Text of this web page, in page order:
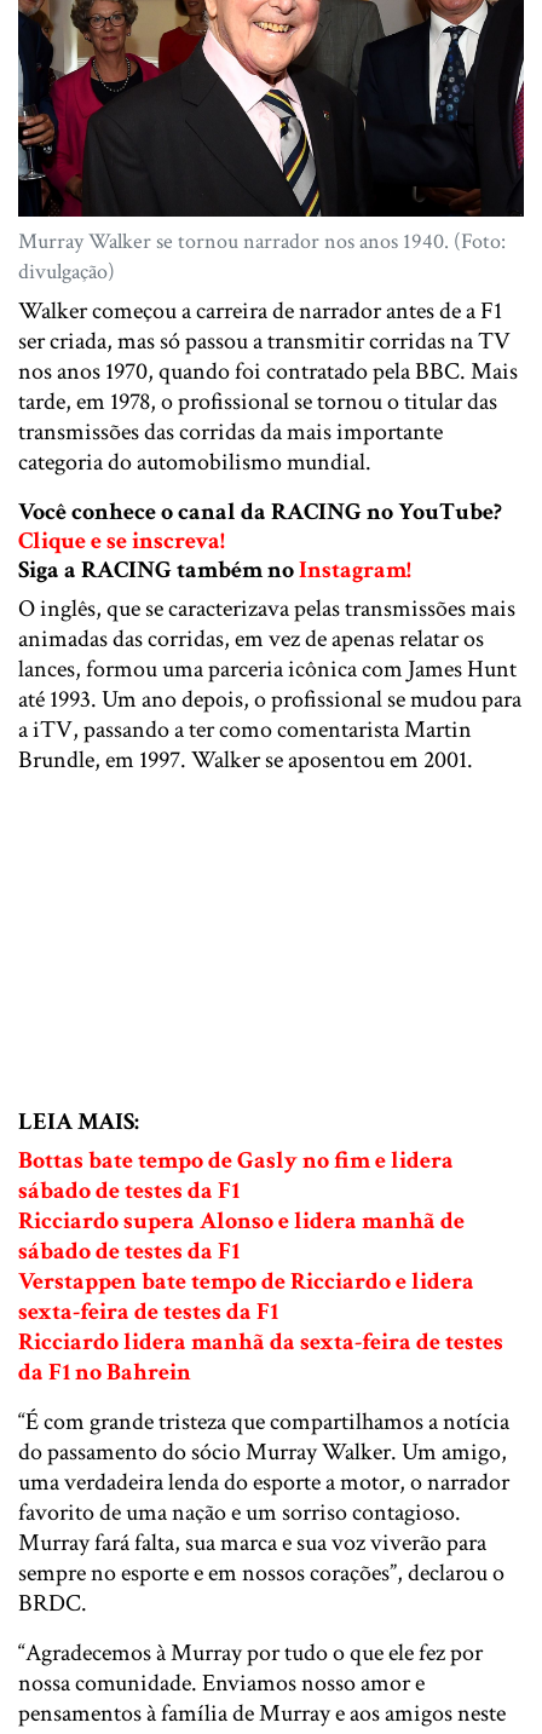
Murray Walker se tornou narrador nos anos 1940. (Foto:
divulgação)
Walker começou a carreira de narrador antes de a F1
ser criada, mas só passou a transmitir corridas na TV
nos anos 1970, quando foi contratado pela BBC. Mais
tarde, em 1978, o profissional se tornou o titular das
transmissões das corridas da mais importante
categoria do automobilismo mundial.
Você conhece o canal da RACING no YouTube?
Clique e se inscreva!
Siga a RACING também noInstagram!
O inglês, que se caracterizava pelas transmissões mais
animadas das corridas, em vez de apenas relatar os
lances, formou uma parceria icônica com James Hunt
até 1993. Um ano depois, o profissional se mudou para
a iTV, passando a ter como comentarista Martin
Brundle, em 1997. Walker se aposentou em 2001.
LEIA MAIS:
Bottas bate tempo de Gasly no fim e lidera
sábado de testes da F1
Ricciardo supera Alonso e lidera manhã de
sábado de testes da F1
Verstappen bate tempo de Ricciardo e lidera
sexta-feira de testes da F1
Ricciardo lidera manhã da sexta-feira de testes
da F1 no Bahrein
“É com grande tristeza que compartilhamos a notícia
do passamento do sócio Murray Walker. Um amigo,
uma verdadeira lenda do esporte a motor, o narrador
favorito de uma nação e um sorriso contagioso.
Murray fará falta, sua marca e sua voz viverão para
sempre no esporte e em nossos corações”, declarou o
BRDC.
“Agradecemos à Murray por tudo o que ele fez por
nossa comunidade. Enviamos nosso amor e
pensamentos à família de Murray e aos amigos neste